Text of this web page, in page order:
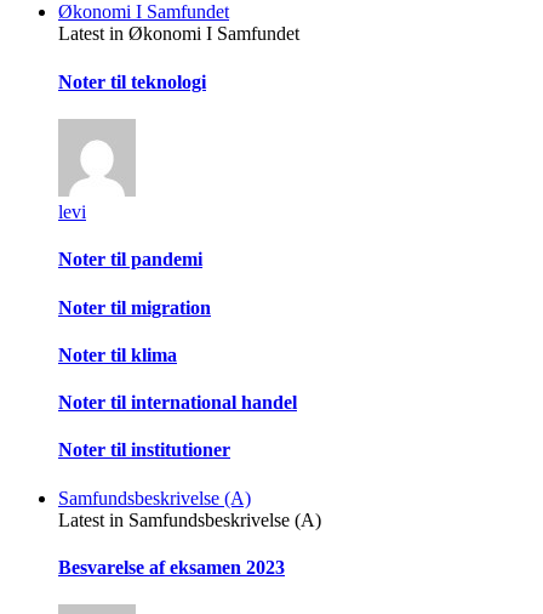
Økonomi I Samfundet
Latest in Økonomi I Samfundet
Noter til teknologi
levi
Noter til pandemi
Noter til migration
Noter til klima
Noter til international handel
Noter til institutioner
Samfundsbeskrivelse (A)
Latest in Samfundsbeskrivelse (A)
Besvarelse af eksamen 2023